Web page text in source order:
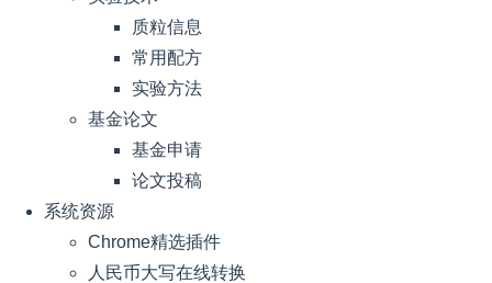
质粒信息
常用配方
实验方法
基金论文
基金申请
论文投稿
系统资源
Chrome精选插件
人民币大写在线转换